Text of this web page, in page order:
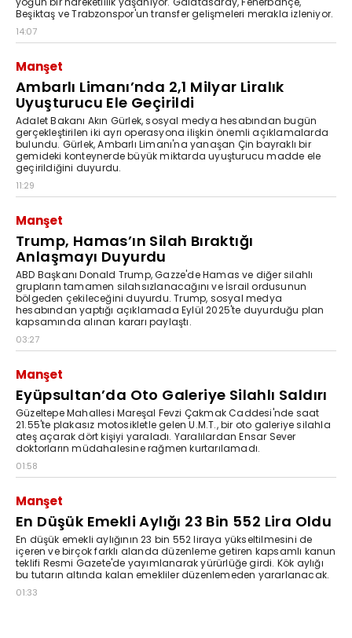
Beşiktaş ve Trabzonspor'un transfer gelişmeleri merakla izleniyor.
14:07
Manşet
Ambarlı Limanı’nda 2,1 Milyar Liralık
Uyuşturucu Ele Geçirildi
Adalet Bakanı Akın Gürlek, sosyal medya hesabından bugün
gerçekleştirilen iki ayrı operasyona ilişkin önemli açıklamalarda
bulundu. Gürlek, Ambarlı Limanı'na yanaşan Çin bayraklı bir
gemideki konteynerde büyük miktarda uyuşturucu madde ele
geçirildiğini duyurdu.
11:29
Manşet
Trump, Hamas’ın Silah Bıraktığı
Anlaşmayı Duyurdu
ABD Başkanı Donald Trump, Gazze'de Hamas ve diğer silahlı
grupların tamamen silahsızlanacağını ve İsrail ordusunun
bölgeden çekileceğini duyurdu. Trump, sosyal medya
hesabından yaptığı açıklamada Eylül 2025'te duyurduğu plan
kapsamında alınan kararı paylaştı.
03:27
Manşet
Eyüpsultan’da Oto Galeriye Silahlı Saldırı
Güzeltepe Mahallesi Mareşal Fevzi Çakmak Caddesi'nde saat
21.55'te plakasız motosikletle gelen U.M.T., bir oto galeriye silahla
ateş açarak dört kişiyi yaraladı. Yaralılardan Ensar Sever
doktorların müdahalesine rağmen kurtarılamadı.
01:58
Manşet
En Düşük Emekli Aylığı 23 Bin 552 Lira Oldu
En düşük emekli aylığının 23 bin 552 liraya yükseltilmesini de
içeren ve birçok farklı alanda düzenleme getiren kapsamlı kanun
teklifi Resmi Gazete'de yayımlanarak yürürlüğe girdi. Kök aylığı
bu tutarın altında kalan emekliler düzenlemeden yararlanacak.
01:33